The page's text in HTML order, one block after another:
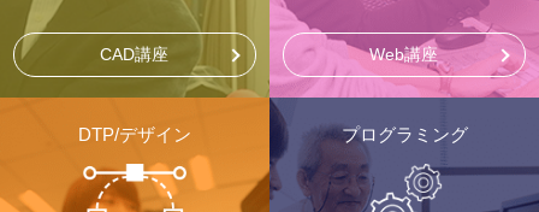
CAD講座 Web講座
DTP/デザイン プログラミング